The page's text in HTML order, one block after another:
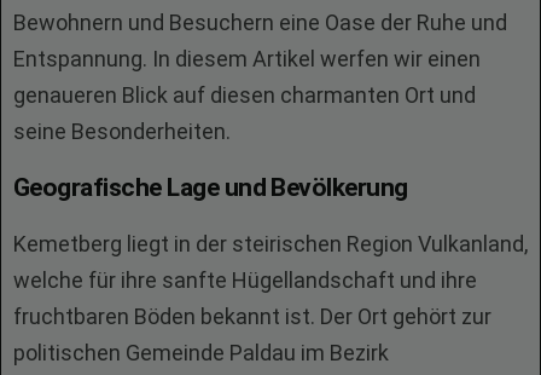
Bewohnern und Besuchern eine Oase der Ruhe und
Entspannung. In diesem Artikel werfen wir einen
genaueren Blick auf diesen charmanten Ort und
seine Besonderheiten.
Geografische Lage und Bevölkerung
Kemetberg liegt in der steirischen Region Vulkanland,
welche für ihre sanfte Hügellandschaft und ihre
fruchtbaren Böden bekannt ist. Der Ort gehört zur
politischen Gemeinde Paldau im Bezirk